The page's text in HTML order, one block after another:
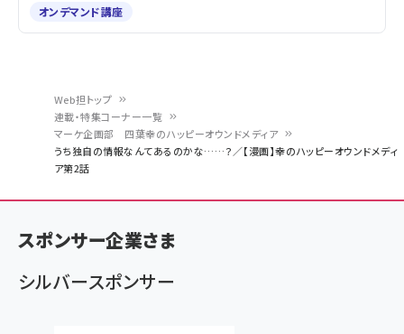
く
Web担トップ
連載・特集コーナー一覧
マーケ企画部 四葉幸のハッピーオウンドメディア
うち独自の情報なんてあるのかな……？／【漫画】幸のハッピーオウンドメディ
ア第2話
オンデマンド講座
スポンサー企業さま
シルバースポンサー